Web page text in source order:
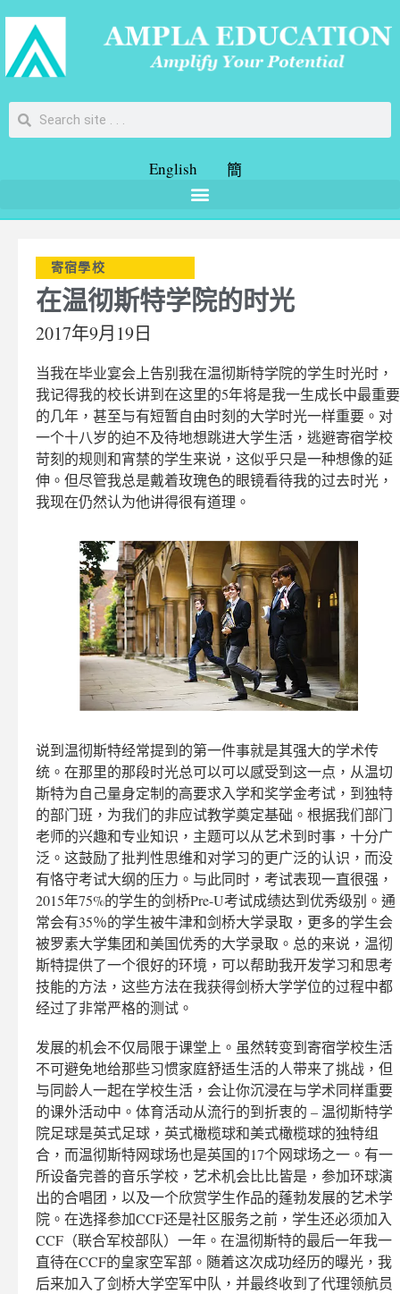
English 簡
寄宿學校
在温彻斯特学院的时光
2017年9月19日
当我在毕业宴会上告别我在温彻斯特学院的学生时光时，
我记得我的校长讲到在这里的5年将是我一生成长中最重要
的几年，甚至与有短暂自由时刻的大学时光一样重要。对
一个十八岁的迫不及待地想跳进大学生活，逃避寄宿学校
苛刻的规则和宵禁的学生来说，这似乎只是一种想像的延
伸。但尽管我总是戴着玫瑰色的眼镜看待我的过去时光，
我现在仍然认为他讲得很有道理。
说到温彻斯特经常提到的第一件事就是其强大的学术传
统。在那里的那段时光总可以可以感受到这一点，从温切
斯特为自己量身定制的高要求入学和奖学金考试，到独特
的部门班，为我们的非应试教学奠定基础。根据我们部门
老师的兴趣和专业知识，主题可以从艺术到时事，十分广
泛。这鼓励了批判性思维和对学习的更广泛的认识，而没
有恪守考试大纲的压力。与此同时，考试表现一直很强，
2015年75%的学生的剑桥Pre-U考试成绩达到优秀级别。通
常会有35％的学生被牛津和剑桥大学录取，更多的学生会
被罗素大学集团和美国优秀的大学录取。总的来说，温彻
斯特提供了一个很好的环境，可以帮助我开发学习和思考
技能的方法，这些方法在我获得剑桥大学学位的过程中都
经过了非常严格的测试。
发展的机会不仅局限于课堂上。虽然转变到寄宿学校生活
不可避免地给那些习惯家庭舒适生活的人带来了挑战，但
与同龄人一起在学校生活，会让你沉浸在与学术同样重要
的课外活动中。体育活动从流行的到折衷的 – 温彻斯特学
院足球是英式足球，英式橄榄球和美式橄榄球的独特组
合，而温彻斯特网球场也是英国的17个网球场之一。有一
所设备完善的音乐学校，艺术机会比比皆是，参加环球演
出的合唱团，以及一个欣赏学生作品的蓬勃发展的艺术学
院。在选择参加CCF还是社区服务之前，学生还必须加入
CCF（联合军校部队）一年。在温彻斯特的最后一年我一
直待在CCF的皇家空军部。随着这次成功经历的曝光，我
后来加入了剑桥大学空军中队，并最终收到了代理领航员